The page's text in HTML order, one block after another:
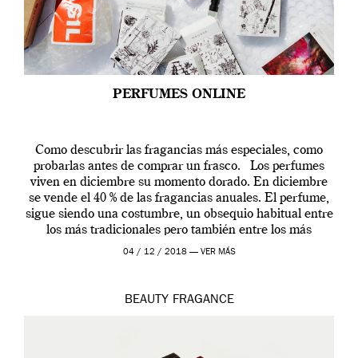
PERFUMES ONLINE
Como descubrir las fragancias más especiales, como
probarlas antes de comprar un frasco. Los perfumes
viven en diciembre su momento dorado. En diciembre
se vende el 40 % de las fragancias anuales. El perfume,
sigue siendo una costumbre, un obsequio habitual entre
los más tradicionales pero también entre los más
modernos. Estos días ha […]
04 / 12 / 2018 — VER MÁS
BEAUTY FRAGANCE